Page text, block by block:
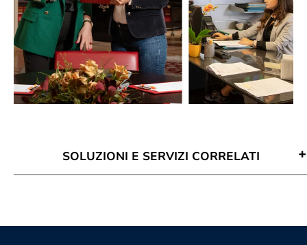
SOLUZIONI E SERVIZI CORRELATI